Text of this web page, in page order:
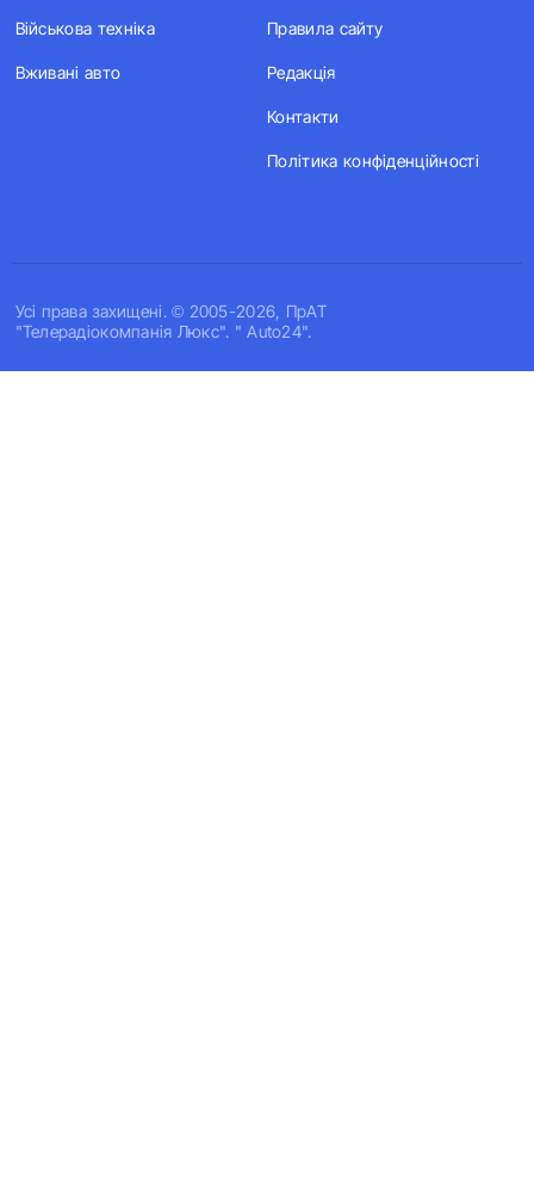
Усi права захищенi. © 2005-2026, ПрАТ
"Телерадіокомпанія Люкс". " Auto24".
Військова техніка
Вживані авто
Правила сайту
Редакція
Контакти
Політика конфіденційності